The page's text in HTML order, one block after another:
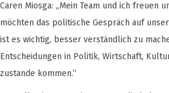
Caren Miosga: „Mein Team und ich freuen
möchten das politische Gespräch auf
ist es wichtig, besser verständlich zu
Entscheidungen in Politik, Wirtschaft,
zustande kommen.“